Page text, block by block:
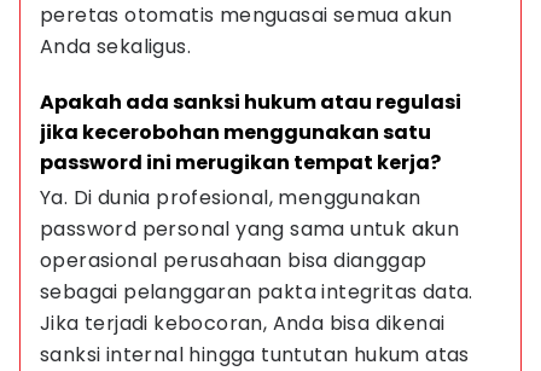
peretas otomatis menguasai semua akun
Anda sekaligus.
Apakah ada sanksi hukum atau regulasi
jika kecerobohan menggunakan satu
password ini merugikan tempat kerja?
Ya. Di dunia profesional, menggunakan
password personal yang sama untuk akun
operasional perusahaan bisa dianggap
sebagai pelanggaran pakta integritas data.
Jika terjadi kebocoran, Anda bisa dikenai
sanksi internal hingga tuntutan hukum atas